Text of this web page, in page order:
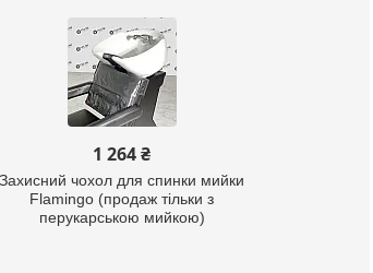
1 264 ₴
Захисний чохол для спинки мийки
Flamingo (продаж тільки з
перукарською мийкою)